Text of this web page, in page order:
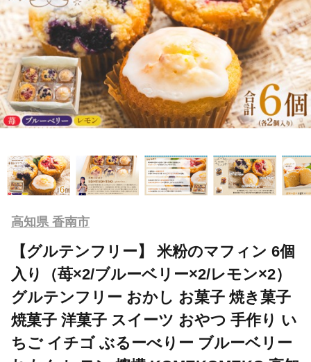
高知県 香南市
【グルテンフリー】 米粉のマフィン 6個
入り（苺×2/ブルーベリー×2/レモン×2）
グルテンフリー おかし お菓子 焼き菓子
焼菓子 洋菓子 スイーツ おやつ 手作り い
ちご イチゴ ぶるーべりー ブルーベリー